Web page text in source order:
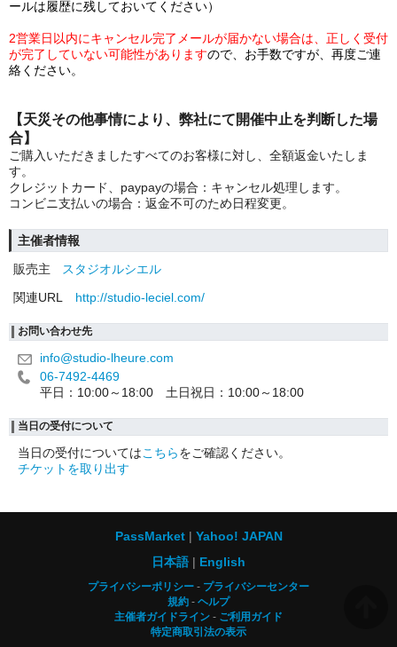
ールは履歴に残しておいてください）
2営業日以内にキャンセル完了メールが届かない場合は、正しく受付
が完了していない可能性がありますので、お手数ですが、再度ご連
絡ください。
【天災その他事情により、弊社にて開催中止を判断した場
合】
ご購入いただきましたすべてのお客様に対し、全額返金いたしま
す。
クレジットカード、paypayの場合：キャンセル処理します。
コンビニ支払いの場合：返金不可のため日程変更。
主催者情報
販売主
スタジオルシエル
関連URL
http://studio-leciel.com/
お問い合わせ先
info@studio-lheure.com
06-7492-4469
平日：10:00～18:00 土日祝日：10:00～18:00
当日の受付について
当日の受付についてはこちらをご確認ください。
チケットを取り出す
PassMarket
Yahoo! JAPAN
日本語
English
プライバシーポリシー
プライバシーセンター
規約
ヘルプ
主催者ガイドライン
ご利用ガイド
特定商取引法の表示